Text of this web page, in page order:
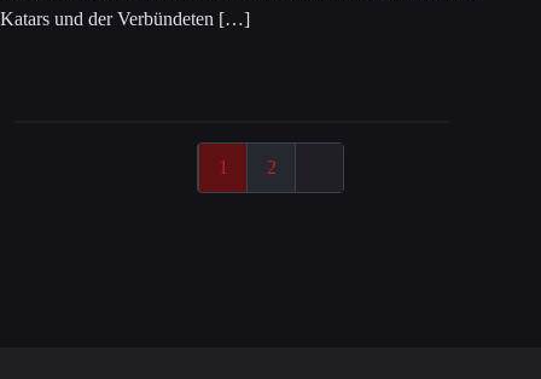
Katars und der Verbündeten […]
1 2